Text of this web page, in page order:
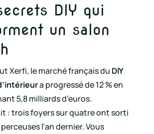
DIY qui
un salon
Xerfi, le marché français du DIY
a progressé de 12 % en
5,8 milliards d’euros.
: trois foyers sur quatre ont sorti
l’an dernier. Vous